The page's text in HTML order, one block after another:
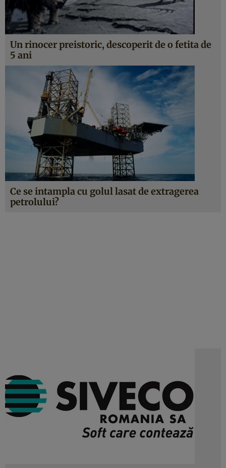
Un rinocer preistoric, descoperit de o fetita de
5 ani
Ce se intampla cu golul lasat de extragerea
petrolului?